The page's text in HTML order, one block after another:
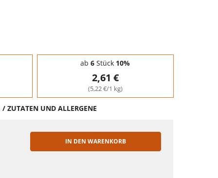
ab 6 Stück 10%
2,61 €
(5,22 €/1 kg)
/ ZUTATEN UND ALLERGENE
IN DEN WARENKORB